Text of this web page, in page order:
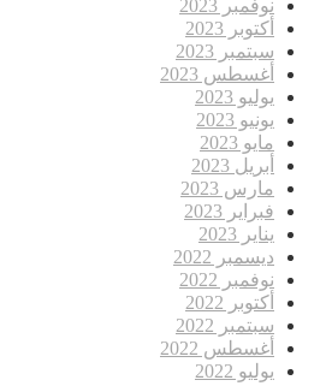
نوفمبر 2023
أكتوبر 2023
سبتمبر 2023
أغسطس 2023
يوليو 2023
يونيو 2023
مايو 2023
أبريل 2023
مارس 2023
فبراير 2023
يناير 2023
ديسمبر 2022
نوفمبر 2022
أكتوبر 2022
سبتمبر 2022
أغسطس 2022
يوليو 2022